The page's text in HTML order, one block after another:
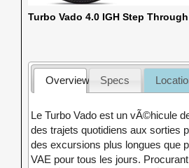
Turbo Vado 4.0 IGH Step Through
Overview Specs
Le Turbo Vado est un vÃ©hicule
des trajets quotidiens aux sorties
des excursions plus longues que
VAE pour tous les jours.